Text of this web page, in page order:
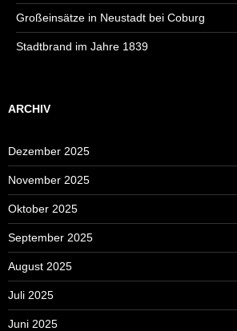
Großeinsätze in Neustadt bei Coburg
Stadtbrand im Jahre 1839
ARCHIV
Dezember 2025
November 2025
Oktober 2025
September 2025
August 2025
Juli 2025
Juni 2025